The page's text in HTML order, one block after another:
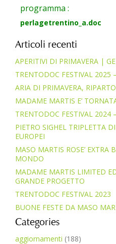
programma :
perlagetrentino_a.doc
Articoli recenti
APERITIVI DI PRIMAVERA |
TRENTODOC FESTIVAL 2025
ARIA DI PRIMAVERA,
MADAME MARTIS E’
TRENTODOC FESTIVAL 2024
PIETRO SIGHEL TRIPLETTA
EUROPEI
MASO MARTIS ROSE’ EXTRA
MONDO
MADAME MARTIS LIMITED
GRANDE PROGETTO
TRENTODOC FESTIVAL 2023
BUONE FESTE DA MASO
Categories
aggiornamenti (188)